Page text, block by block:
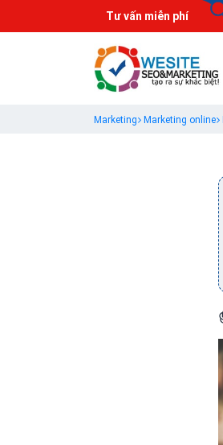
Tư vấn miễn phí
Marketing Marketing online